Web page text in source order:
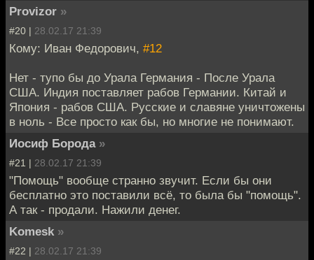
Provizor »
#20 | 28.02.17 21:39
Кому: Иван Федорович, #12
Нет - тупо бы до Урала Германия - После Урала
США. Индия поставляет рабов Германии. Китай и
Япония - рабов США. Русские и славяне уничтожены
в ноль - Все просто как бы, но многие не понимают.
Иосиф Борода »
#21 | 28.02.17 21:39
"Помощь" вообще странно звучит. Если бы они
бесплатно это поставили всё, то была бы "помощь".
А так - продали. Нажили денег.
Komesk »
#22 | 28.02.17 21:39